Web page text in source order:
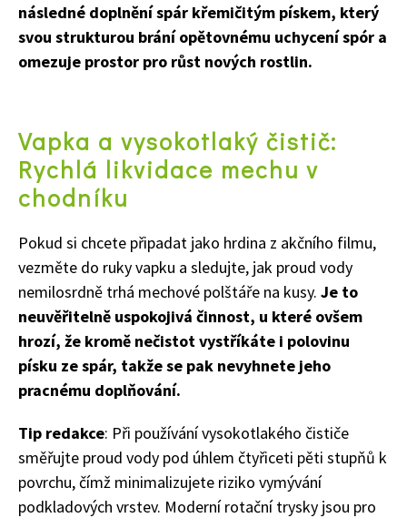
následné doplnění spár křemičitým pískem, který
svou strukturou brání opětovnému uchycení spór a
omezuje prostor pro růst nových rostlin.
Vapka a vysokotlaký čistič:
Rychlá likvidace mechu v
chodníku
Pokud si chcete připadat jako hrdina z akčního filmu,
vezměte do ruky vapku a sledujte, jak proud vody
nemilosrdně trhá mechové polštáře na kusy. Je to
neuvěřitelně uspokojivá činnost, u které ovšem
hrozí, že kromě nečistot vystříkáte i polovinu
písku ze spár, takže se pak nevyhnete jeho
pracnému doplňování.
Tip redakce: Při používání vysokotlakého čističe
směřujte proud vody pod úhlem čtyřiceti pěti stupňů k
povrchu, čímž minimalizujete riziko vymývání
podkladových vrstev. Moderní rotační trysky jsou pro